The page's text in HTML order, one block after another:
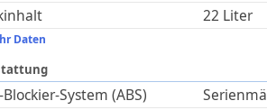
22 Liter
Daten
System (ABS)